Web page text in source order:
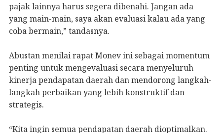
pajak lainnya harus segera dibenahi. Jangan ada
yang main-main, saya akan evaluasi kalau ada yang
coba bermain,” tandasnya.
Abustan menilai rapat Monev ini sebagai momentum
penting untuk mengevaluasi secara menyeluruh
kinerja pendapatan daerah dan mendorong langkah-
langkah perbaikan yang lebih konstruktif dan
strategis.
“Kita ingin semua pendapatan daerah dioptimalkan.